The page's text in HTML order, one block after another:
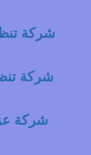
شركة
شركة
شركة